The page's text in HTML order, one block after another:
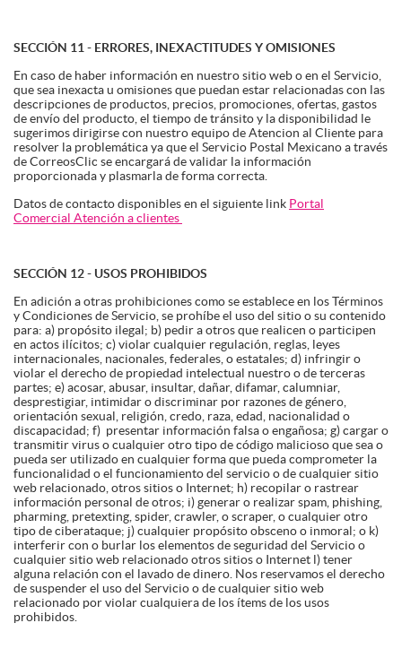
SECCIÓN 11 - ERRORES, INEXACTITUDES Y OMISIONES
En caso de haber información en nuestro sitio web o en el Servicio,
que sea inexacta u omisiones que puedan estar relacionadas con las
descripciones de productos, precios, promociones, ofertas, gastos
de envío del producto, el tiempo de tránsito y la disponibilidad le
sugerimos dirigirse con nuestro equipo de Atencion al Cliente para
resolver la problemática ya que el Servicio Postal Mexicano a través
de CorreosClic se encargará de validar la información
proporcionada y plasmarla de forma correcta.
Datos de contacto disponibles en el siguiente link Portal
Comercial Atención a clientes
SECCIÓN 12 - USOS PROHIBIDOS
En adición a otras prohibiciones como se establece en los Términos
y Condiciones de Servicio, se prohíbe el uso del sitio o su contenido
para: a) propósito ilegal; b) pedir a otros que realicen o participen
en actos ilícitos; c) violar cualquier regulación, reglas, leyes
internacionales, nacionales, federales, o estatales; d) infringir o
violar el derecho de propiedad intelectual nuestro o de terceras
partes; e) acosar, abusar, insultar, dañar, difamar, calumniar,
desprestigiar, intimidar o discriminar por razones de género,
orientación sexual, religión, credo, raza, edad, nacionalidad o
discapacidad; f) presentar información falsa o engañosa; g) cargar o
transmitir virus o cualquier otro tipo de código malicioso que sea o
pueda ser utilizado en cualquier forma que pueda comprometer la
funcionalidad o el funcionamiento del servicio o de cualquier sitio
web relacionado, otros sitios o Internet; h) recopilar o rastrear
información personal de otros; i) generar o realizar spam, phishing,
pharming, pretexting, spider, crawler, o scraper, o cualquier otro
tipo de ciberataque; j) cualquier propósito obsceno o inmoral; o k)
interferir con o burlar los elementos de seguridad del Servicio o
cualquier sitio web relacionado otros sitios o Internet l) tener
alguna relación con el lavado de dinero. Nos reservamos el derecho
de suspender el uso del Servicio o de cualquier sitio web
relacionado por violar cualquiera de los ítems de los usos
prohibidos.